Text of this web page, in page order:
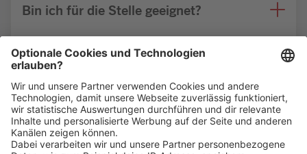
Bin ich für die Stelle geeignet?
Weitere FAQs